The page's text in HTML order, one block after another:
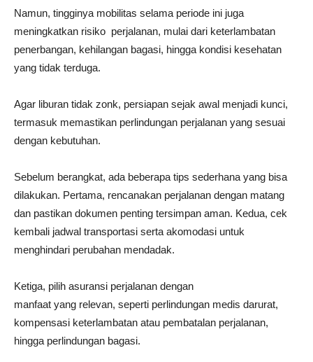
Namun, tingginya mobilitas selama periode ini juga
meningkatkan risiko perjalanan, mulai dari keterlambatan
penerbangan, kehilangan bagasi, hingga kondisi kesehatan
yang tidak terduga.
Agar liburan tidak zonk, persiapan sejak awal menjadi kunci,
termasuk memastikan perlindungan perjalanan yang sesuai
dengan kebutuhan.
Sebelum berangkat, ada beberapa tips sederhana yang bisa
dilakukan. Pertama, rencanakan perjalanan dengan matang
dan pastikan dokumen penting tersimpan aman. Kedua, cek
kembali jadwal transportasi serta akomodasi untuk
menghindari perubahan mendadak.
Ketiga, pilih asuransi perjalanan dengan
manfaat yang relevan, seperti perlindungan medis darurat,
kompensasi keterlambatan atau pembatalan perjalanan,
hingga perlindungan bagasi.